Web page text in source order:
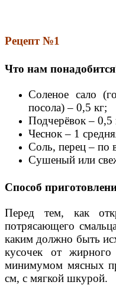
Рецепт №1
Что нам
Соленое сало
посола) – 0,5 кг;
Подчерёвок – 0,5
Чеснок – 1
Соль, перец – по
Сушеный или
Способ
Перед тем, как
потрясающего
каким должно быть
кусочек от жирного
минимумом мясных
см, с мягкой шкурой.